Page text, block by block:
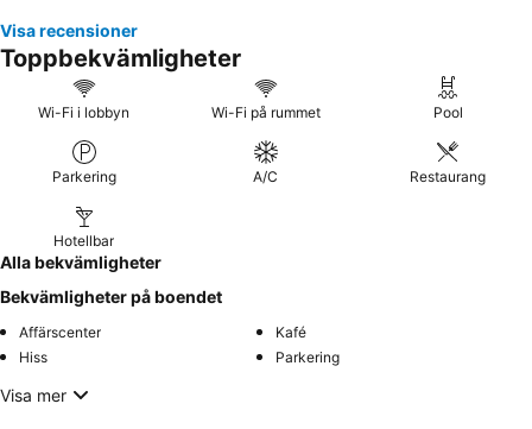
Visa recensioner
Toppbekvämligheter
Wi-Fi i lobbyn Wi-Fi på rummet Pool
Parkering A/C Restaurang
Hotellbar
Alla bekvämligheter
Bekvämligheter på boendet
Affärscenter
Kafé
Hiss
Parkering
Visa mer